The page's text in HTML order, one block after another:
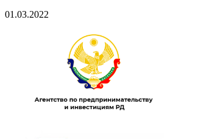
01.03.2022